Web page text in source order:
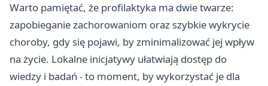
Warto pamiętać, że profilaktyka ma dwie twarze:
zapobieganie zachorowaniom oraz szybkie wykrycie
choroby, gdy się pojawi, by zminimalizować jej wpływ
na życie. Lokalne inicjatywy ułatwiają dostęp do
wiedzy i badań - to moment, by wykorzystać je dla